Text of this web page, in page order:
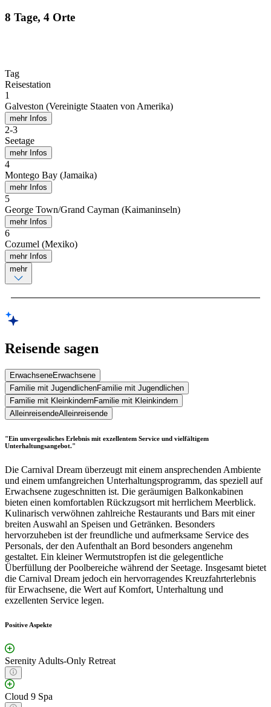
8 Tage, 4 Orte
Tag
Reisestation
1
Galveston (Vereinigte Staaten von Amerika)
mehr Infos
2-3
Seetage
mehr Infos
4
Montego Bay (Jamaika)
mehr Infos
5
George Town/Grand Cayman (Kaimaninseln)
mehr Infos
6
Cozumel (Mexiko)
mehr Infos
mehr
Reisende sagen
ErwachseneErwachsene
Familie mit JugendlichenFamilie mit Jugendlichen
Familie mit KleinkindernFamilie mit Kleinkindern
AlleinreisendeAlleinreisende
"Ein unvergessliches Erlebnis mit exzellentem Service und vielfältigem
Unterhaltungsangebot."
Die Carnival Dream überzeugt mit einem ansprechenden Ambiente
und einem umfangreichen Unterhaltungsprogramm, das speziell auf
Erwachsene zugeschnitten ist. Die geräumigen Balkonkabinen
bieten einen komfortablen Rückzugsort mit herrlichem Meerblick.
Kulinarisch verwöhnen zahlreiche Restaurants und Bars mit einer
breiten Auswahl an Speisen und Getränken. Besonders
hervorzuheben ist der freundliche und aufmerksame Service des
Personals, der den Aufenthalt an Bord besonders angenehm
gestaltet. Ein kleiner Wermutstropfen ist die gelegentliche
Überfüllung der Poolbereiche während der Seetage. Insgesamt bietet
die Carnival Dream jedoch ein hervorragendes Kreuzfahrterlebnis
für Erwachsene, die Wert auf Komfort, Unterhaltung und
exzellenten Service legen.
Positive Aspekte
Serenity Adults-Only Retreat
Cloud 9 Spa